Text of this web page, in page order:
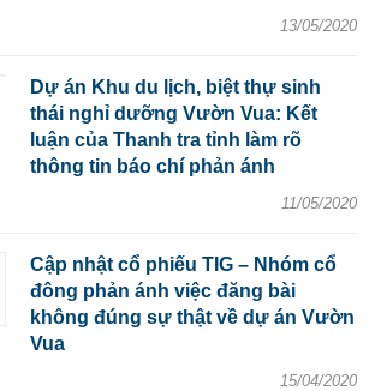
13/05/2020
Dự án Khu du lịch, biệt thự sinh
thái nghỉ dưỡng Vườn Vua: Kết
luận của Thanh tra tỉnh làm rõ
thông tin báo chí phản ánh
11/05/2020
Cập nhật cổ phiếu TIG – Nhóm cổ
đông phản ánh việc đăng bài
không đúng sự thật về dự án Vườn
Vua
15/04/2020